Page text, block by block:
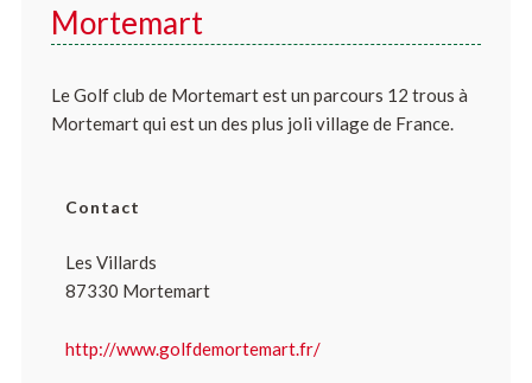
Mortemart
Le Golf club de Mortemart est un parcours 12 trous à
Mortemart qui est un des plus joli village de France.
Contact
Les Villards
87330 Mortemart
http://www.golfdemortemart.fr/